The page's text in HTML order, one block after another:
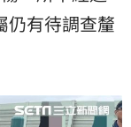
仍有待調查釐